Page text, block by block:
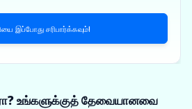
இப்போது சரிபார்க்கவும்!
உங்களுக்குத் தேவையானவை